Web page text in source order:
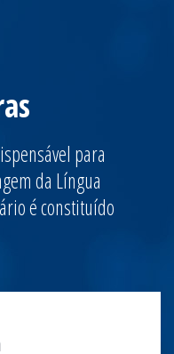
para
da Língua
é constituído